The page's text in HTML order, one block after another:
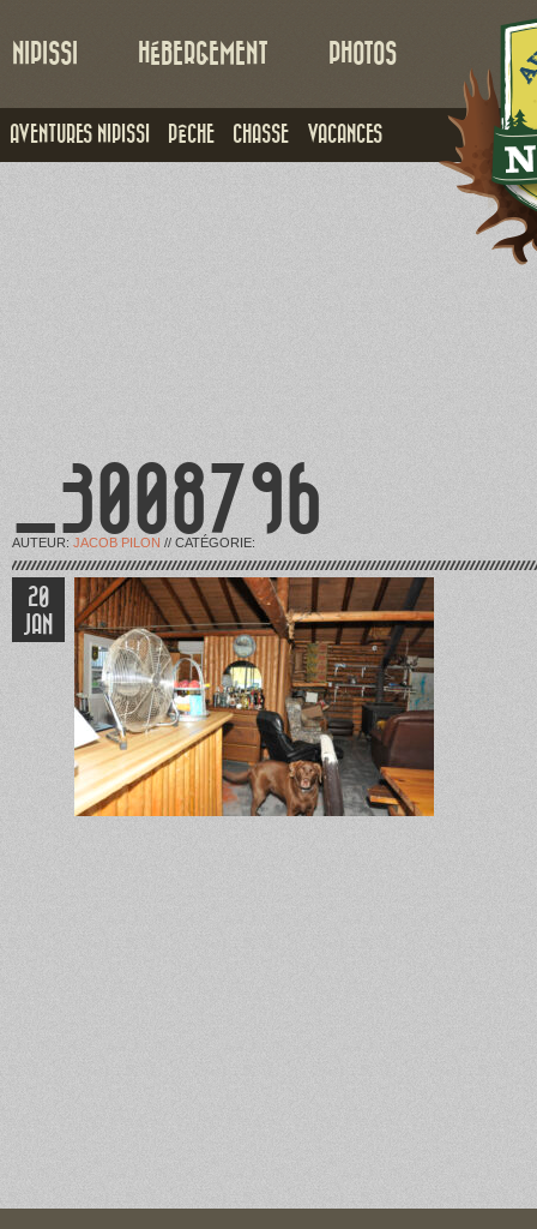
NIPISSI
AVENTURES NIPISSI PÊCHE CHASSE VACANCES
HÉBERGEMENT PHOTOS
_3008796
AUTEUR: JACOB PILON // CATÉGORIE:
20
JAN